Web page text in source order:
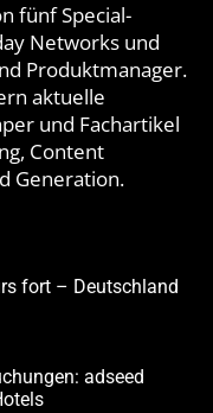
fünf Special-
Networks und
Produktmanager.
aktuelle
und Fachartikel
Content
Generation.
fort – Deutschland
adseed